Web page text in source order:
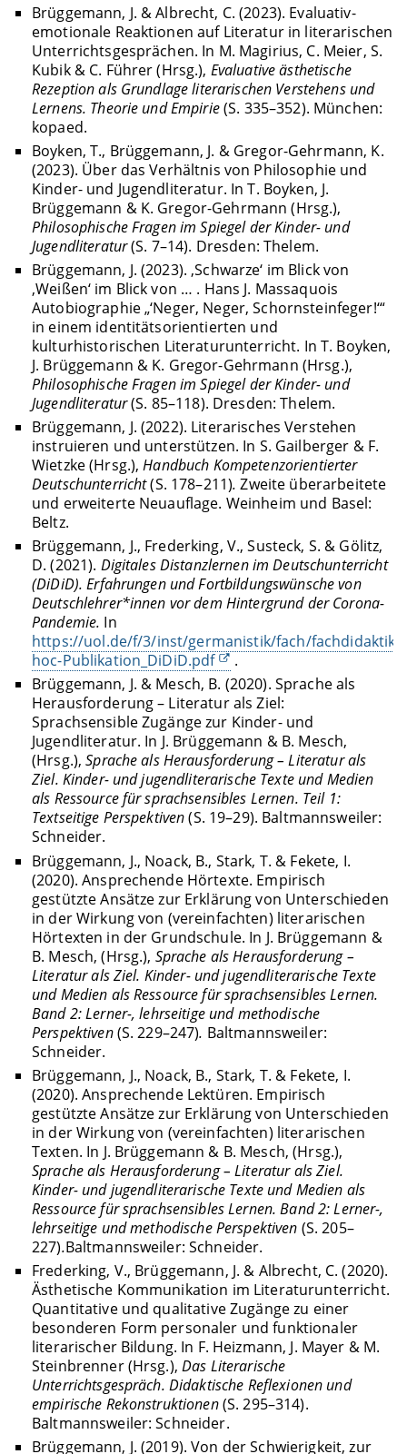
Brüggemann, J. & Albrecht, C. (2023). Evaluativ-
emotionale Reaktionen auf Literatur in literarischen
Unterrichtsgesprächen. In M. Magirius, C. Meier, S.
Kubik & C. Führer (Hrsg.), Evaluative ästhetische
Rezeption als Grundlage literarischen Verstehens und
Lernens. Theorie und Empirie(S. 335–352). München:
kopaed.
Boyken, T., Brüggemann, J. & Gregor-Gehrmann, K.
(2023). Über das Verhältnis von Philosophie und
Kinder- und Jugendliteratur. In T. Boyken, J.
Brüggemann & K. Gregor-Gehrmann (Hrsg.),
Philosophische Fragen im Spiegel der Kinder- und
Jugendliteratur(S. 7–14). Dresden: Thelem.
Brüggemann, J. (2023). ‚Schwarze‘ im Blick von
‚Weißen‘ im Blick von … . Hans J. Massaquois
Autobiographie „‘Neger, Neger, Schornsteinfeger!‘“
in einem identitätsorientierten und
kulturhistorischen Literaturunterricht. In T. Boyken,
J. Brüggemann & K. Gregor-Gehrmann (Hrsg.),
Philosophische Fragen im Spiegel der Kinder- und
Jugendliteratur(S. 85–118). Dresden: Thelem.
Brüggemann, J. (2022). Literarisches Verstehen
instruieren und unterstützen. In S. Gailberger & F.
Wietzke (Hrsg.),Handbuch Kompetenzorientierter
Deutschunterricht(S. 178–211). Zweite überarbeitete
und erweiterte Neuauflage. Weinheim und Basel:
Beltz.
Brüggemann, J., Frederking, V., Susteck, S. & Gölitz,
D. (2021). Digitales Distanzlernen im Deutschunterricht
(DiDiD). Erfahrungen und Fortbildungswünsche von
Deutschlehrer*innen vor dem Hintergrund der Corona-
Pandemie. In
https://uol.de/f/3/inst/germanistik/fach/fachdidaktik/
hoc-Publikation_DiDiD.pdf
.
Brüggemann, J. & Mesch, B. (2020). Sprache als
Herausforderung – Literatur als Ziel:
Sprachsensible Zugänge zur Kinder- und
Jugendliteratur. In J. Brüggemann & B. Mesch,
(Hrsg.),Sprache als Herausforderung – Literatur als
Ziel. Kinder- und jugendliterarische Texte und Medien
als Ressource für sprachsensibles Lernen. Teil 1:
Textseitige Perspektiven(S. 19–29). Baltmannsweiler:
Schneider.
Brüggemann, J., Noack, B., Stark, T. & Fekete, I.
(2020). Ansprechende Hörtexte. Empirisch
gestützte Ansätze zur Erklärung von Unterschieden
in der Wirkung von (vereinfachten) literarischen
Hörtexten in der Grundschule. In J. Brüggemann &
B. Mesch, (Hrsg.), Sprache als Herausforderung –
Literatur als Ziel. Kinder- und jugendliterarische Texte
und Medien als Ressource für sprachsensibles Lernen.
Band 2: Lerner-, lehrseitige und methodische
Perspektiven(S. 229–247). Baltmannsweiler:
Schneider.
Brüggemann, J., Noack, B., Stark, T. & Fekete, I.
(2020). Ansprechende Lektüren. Empirisch
gestützte Ansätze zur Erklärung von Unterschieden
in der Wirkung von (vereinfachten) literarischen
Texten. In J. Brüggemann & B. Mesch, (Hrsg.),
Sprache als Herausforderung – Literatur als Ziel.
Kinder- und jugendliterarische Texte und Medien als
Ressource für sprachsensibles Lernen. Band 2: Lerner-,
lehrseitige und methodische Perspektiven (S. 205–
227).Baltmannsweiler: Schneider.
Frederking, V., Brüggemann, J. & Albrecht, C. (2020).
Ästhetische Kommunikation im Literaturunterricht.
Quantitative und qualitative Zugänge zu einer
besonderen Form personaler und funktionaler
literarischer Bildung. In F. Heizmann, J. Mayer & M.
Steinbrenner (Hrsg.),Das Literarische
Unterrichtsgespräch. Didaktische Reflexionen und
empirische Rekonstruktionen(S. 295–314).
Baltmannsweiler: Schneider.
Brüggemann, J. (2019). Von der Schwierigkeit, zur